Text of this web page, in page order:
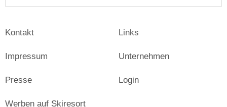
Kontakt
Impressum
Presse
Links
Unternehmen
Login
Werben auf Skiresort